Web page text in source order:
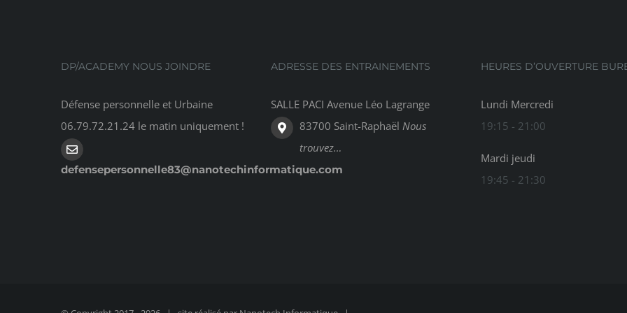
DP/ACADEMY NOUS JOINDRE
Défense personnelle et Urbaine
06.79.72.21.24 le matin uniquement !
defensepersonnelle83@nanotechinformatique.com
ADRESSE DES ENTRAINEMENTS
SALLE PACI Avenue Léo Lagrange
83700 Saint-Raphaël Nous
trouvez…
HEURES D’OUVERTURE
Lundi Mercredi
19:15 - 21:00
Mardi jeudi
19:45 - 21:30